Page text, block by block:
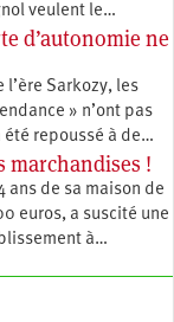
veulent le…
d’autonomie ne
l’ère Sarkozy, les
» n’ont pas
été repoussé à de…
marchandises !
ans de sa maison de
euros, a suscité une
à…